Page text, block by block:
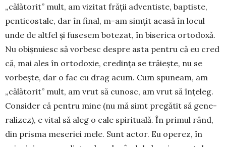
„călătorit” mult, am vizitat frății ad­ven­tis­te, bap­tiste,
penti­cos­tale, dar în final, m-am simțit acasă în locul
unde de altfel și fusesem botezat, în bi­serica ortodoxă.
Nu obișnuiesc să vorbesc despre asta pentru că eu cred
că, mai ales în ortodoxie, credința se trăiește, nu se
vorbeș­te, dar o fac cu drag acum. Cum spuneam, am
„călă­torit” mult, am vrut să cunosc, am vrut să înțeleg.
Con­sider că pentru mine (nu mă simt pregătit să gene­
ralizez), e vital să aleg o cale spirituală. În pri­mul rând,
din prisma meseriei mele. Sunt actor. Eu operez, în